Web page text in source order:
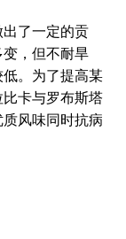
了一定的贡
，但不耐旱
。为了提高某
卡与罗布斯塔
风味同时抗病